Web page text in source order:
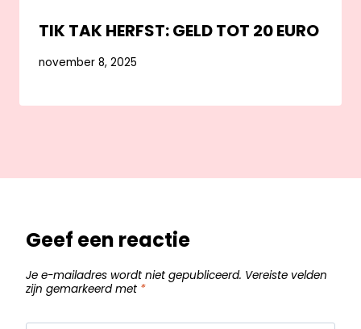
TIK TAK HERFST: GELD TOT 20 EURO
november 8, 2025
Geef een reactie
Je e-mailadres wordt niet gepubliceerd. Vereiste velden
zijn gemarkeerd met *